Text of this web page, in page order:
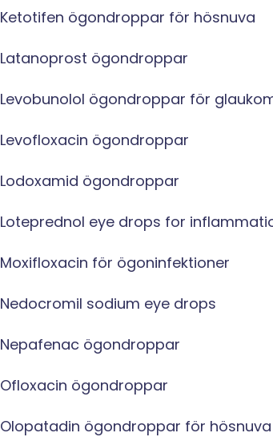
Ketotifen ögondroppar för hösnuva
Latanoprost ögondroppar
Levobunolol ögondroppar för
Levofloxacin ögondroppar
Lodoxamid ögondroppar
Loteprednol eye drops for
Moxifloxacin för ögoninfektioner
Nedocromil sodium eye drops
Nepafenac ögondroppar
Ofloxacin ögondroppar
Olopatadin ögondroppar för hösnuva